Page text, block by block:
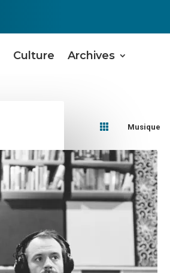
Culture Archives
 Musique